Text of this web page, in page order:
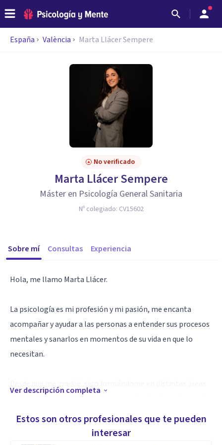
España València Marta Llácer Sempere
No verificado
Marta Llácer Sempere
Máster en Psicología General Sanitaria
Nº colegiado: CV15602
Sobre mí Consultas Experiencia
Hola, me llamo Marta Llácer.
La psicología es mi profesión y mi pasión, me encanta
acompañar y ayudar a las personas a entender sus procesos
mentales y sanarlos en momentos de su vida en que lo
necesitan.
uno de mis pacientes.
Ver descripción completa
Estos son otros profesionales que te pueden
interesar